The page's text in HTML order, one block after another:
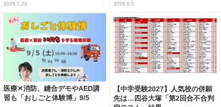
2026.7.28 2026.8.5
医療✕消防、縫合デモやAED講
習も「おしごと体験博」9/5
【中学受験2027】人気校の併願
先は…四谷大塚「第2回合不合判